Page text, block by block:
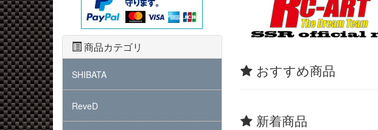
おすすめ商品
新着商品
商品カテゴリ
SHIBATA
ReveD